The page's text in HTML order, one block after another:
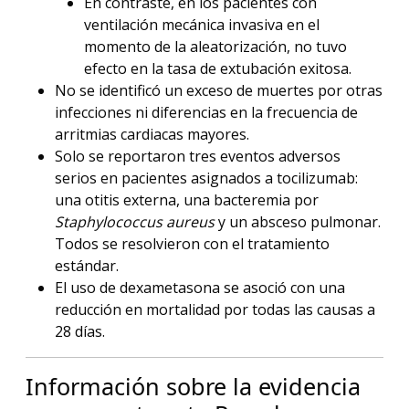
ventilación mecánica invasiva en el
momento de la aleatorización, no tuvo
efecto en la tasa de extubación exitosa.
No se identificó un exceso de muertes por otras
infecciones ni diferencias en la frecuencia de
arritmias cardiacas mayores.
Solo se reportaron tres eventos adversos
serios en pacientes asignados a tocilizumab:
una otitis externa, una bacteremia por
Staphylococcus aureusy un absceso pulmonar.
Todos se resolvieron con el tratamiento
estándar.
El uso de dexametasona se asoció con una
reducción en mortalidad por todas las causas a
28 días.
Información sobre la evidencia